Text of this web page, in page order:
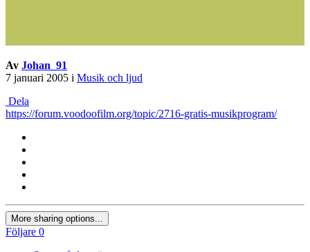
Av Johan_91
7 januari 2005 i Musik och ljud
Dela
https://forum.voodoofilm.org/topic/2716-gratis-musikprogram/
More sharing options...
Följare 0